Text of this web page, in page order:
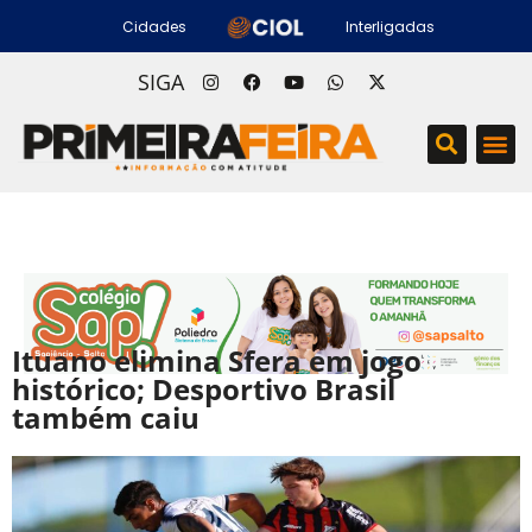
Cidades Interligadas
SIGA
Ituano elimina Sfera em jogo
histórico; Desportivo Brasil
também caiu